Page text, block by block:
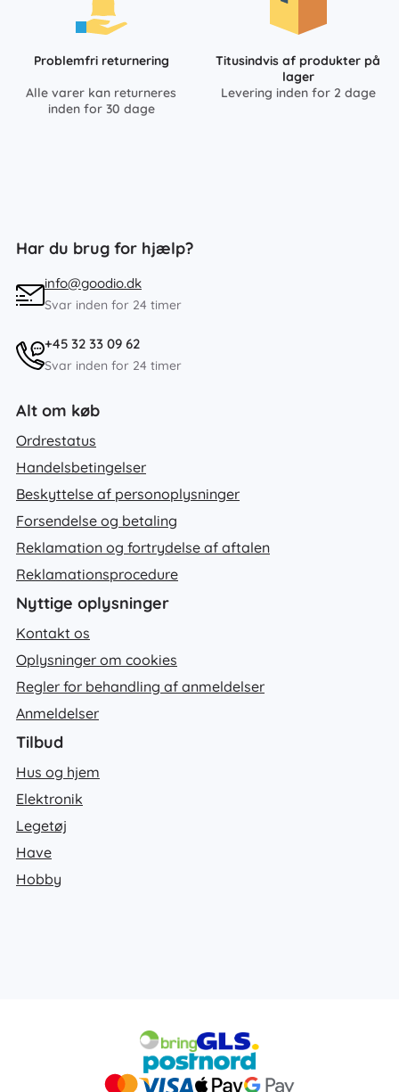
Problemfri returnering
Alle varer kan returneres
inden for 30 dage
Titusindvis af produkter på
lager
Levering inden for 2 dage
Har du brug for hjælp?
info@goodio.dk
Svar inden for 24 timer
+45 32 33 09 62
Svar inden for 24 timer
Alt om køb
Ordrestatus
Handelsbetingelser
Beskyttelse af personoplysninger
Forsendelse og betaling
Reklamation og fortrydelse af aftalen
Reklamationsprocedure
Nyttige oplysninger
Kontakt os
Oplysninger om cookies
Regler for behandling af anmeldelser
Anmeldelser
Tilbud
Hus og hjem
Elektronik
Legetøj
Have
Hobby